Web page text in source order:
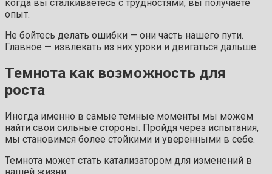
когда вы сталкиваетесь с трудностями, вы получаете
опыт.
Не бойтесь делать ошибки — они часть нашего пути.
Главное — извлекать из них уроки и двигаться дальше.
Темнота как возможность для
роста
Иногда именно в самые темные моменты мы можем
найти свои сильные стороны. Пройдя через испытания,
мы становимся более стойкими и уверенными в себе.
Темнота может стать катализатором для изменений в